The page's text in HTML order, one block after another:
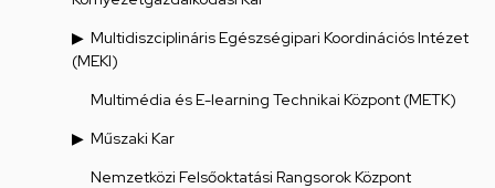
Multidiszciplináris Egészségipari Koordinációs Intézet
(MEKI)
Multimédia és E-learning Technikai Központ (METK)
Műszaki Kar
Nemzetközi Felsőoktatási Rangsorok Központ